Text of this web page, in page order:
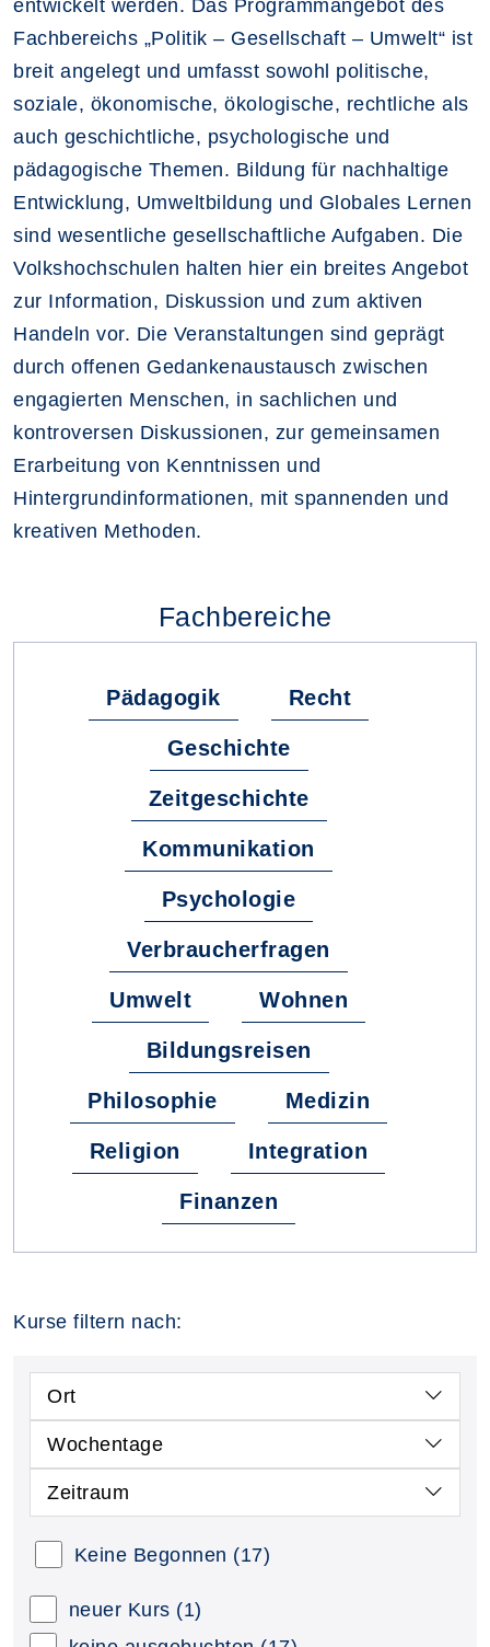
entwickelt werden. Das Programmangebot des
Fachbereichs „Politik – Gesellschaft – Umwelt“ ist
breit angelegt und umfasst sowohl politische,
soziale, ökonomische, ökologische, rechtliche als
auch geschichtliche, psychologische und
pädagogische Themen. Bildung für nachhaltige
Entwicklung, Umweltbildung und Globales Lernen
sind wesentliche gesellschaftliche Aufgaben. Die
Volkshochschulen halten hier ein breites Angebot
zur Information, Diskussion und zum aktiven
Handeln vor. Die Veranstaltungen sind geprägt
durch offenen Gedankenaustausch zwischen
engagierten Menschen, in sachlichen und
kontroversen Diskussionen, zur gemeinsamen
Erarbeitung von Kenntnissen und
Hintergrundinformationen, mit spannenden und
kreativen Methoden.
Fachbereiche
Pädagogik Recht
Geschichte
Zeitgeschichte
Kommunikation
Psychologie
Verbraucherfragen
Umwelt Wohnen
Bildungsreisen
Philosophie Medizin
Religion Integration
Finanzen
Kurse filtern nach:
Ort
Wochentage
Zeitraum
Keine Begonnen (17)
neuer Kurs (1)